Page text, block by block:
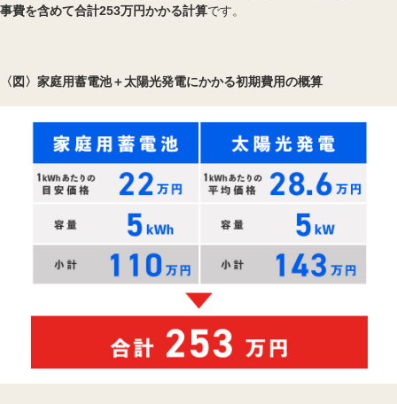
事費を含めて合計253万円かかる計算です。
〈図〉家庭用蓄電池＋太陽光発電にかかる初期費用の概算